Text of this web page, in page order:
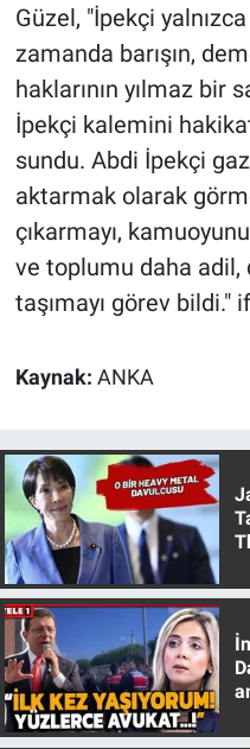
Güzel, "İpekçi
zamanda barışın,
haklarının yılmaz bir
İpekçi kalemini
sundu. Abdi İpekçi
aktarmak olarak
çıkarmayı,
ve toplumu daha adil,
taşımayı görev bildi."
Kaynak: ANKA